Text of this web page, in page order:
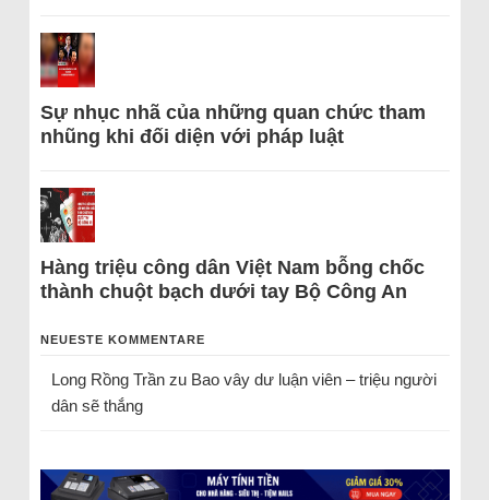
Sự nhục nhã của những quan chức tham
nhũng khi đối diện với pháp luật
Hàng triệu công dân Việt Nam bỗng chốc
thành chuột bạch dưới tay Bộ Công An
NEUESTE KOMMENTARE
Long Rồng Trầnzu Bao vây dư luận viên – triệu người
dân sẽ thắng